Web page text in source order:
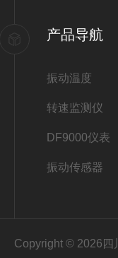
产品导航
振动温度
转速监测仪
DF9000仪表
振动传感器
Copyright © 2026